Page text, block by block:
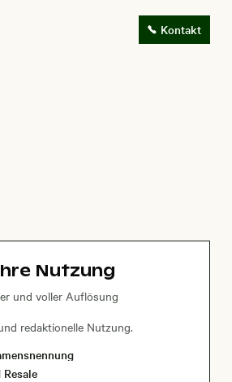
Kontakt
springen
Nutzung
und voller Auflösung
redaktionelle Nutzung.
Resale